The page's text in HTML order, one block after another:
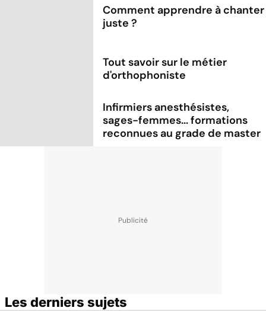
Comment apprendre à chanter
juste ?
Tout savoir sur le métier
d'orthophoniste
Infirmiers anesthésistes,
sages-femmes... formations
reconnues au grade de master
Les derniers sujets